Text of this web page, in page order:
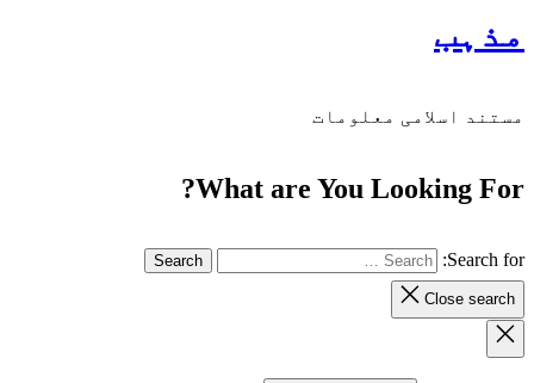
مذہب
مستند اسلامی معلومات
What are You Looking For?
Search for:
Close search